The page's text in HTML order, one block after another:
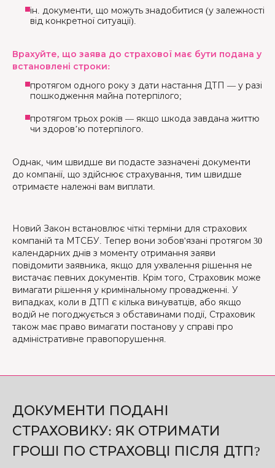
ін. документи, що можуть знадобитися (у залежності
від конкретної ситуації).
Врахуйте, що заява до страхової має бути подана у
встановлені строки:
протягом одного року з дати настання ДТП — у разі
пошкодження майна потерпілого;
протягом трьох років — якщо шкода завдана життю
чи здоров’ю потерпілого.
Однак, чим швидше ви подасте зазначені документи
до компанії, що здійснює страхування, тим швидше
отримаєте належні вам виплати.
Новий Закон встановлює чіткі терміни для страхових
компаній та МТСБУ. Тепер вони зобов'язані протягом 30
календарних днів з моменту отримання заяви
повідомити заявника, якщо для ухвалення рішення не
вистачає певних документів. Крім того, Страховик може
вимагати рішення у кримінальному провадженні. У
випадках, коли в ДТП є кілька винуватців, або якщо
водій не погоджується з обставинами події, Страховик
також має право вимагати постанову у справі про
адміністративне правопорушення.
ДОКУМЕНТИ ПОДАНІ
СТРАХОВИКУ: ЯК ОТРИМАТИ
ГРОШІ ПО СТРАХОВЦІ ПІСЛЯ ДТП?